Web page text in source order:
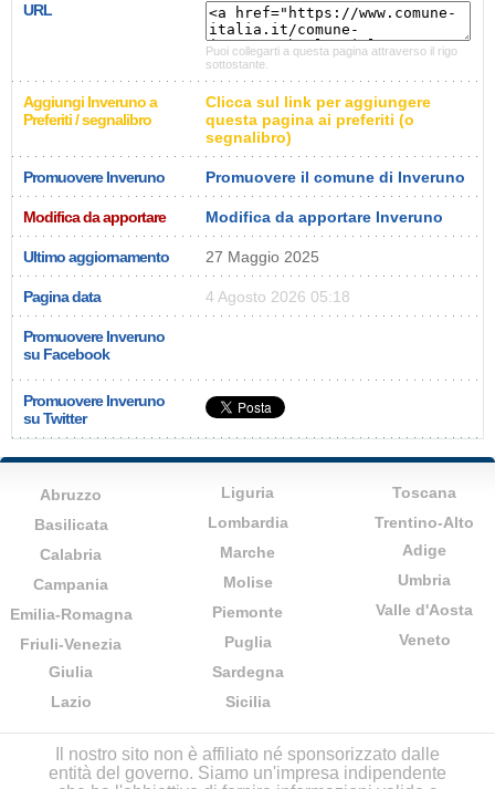
URL
Puoi collegarti a questa pagina attraverso il rigo
sottostante.
Aggiungi Inveruno a
Preferiti / segnalibro
Clicca sul link per aggiungere
questa pagina ai preferiti (o
segnalibro)
Promuovere Inveruno Promuovere il comune di Inveruno
Modifica da apportare Modifica da apportare Inveruno
Ultimo aggiornamento 27 Maggio 2025
Pagina data 4 Agosto 2026 05:18
Promuovere Inveruno
su Facebook
Promuovere Inveruno
su Twitter
Abruzzo
Basilicata
Calabria
Campania
Emilia-Romagna
Friuli-Venezia
Giulia
Lazio
Liguria
Lombardia
Marche
Molise
Piemonte
Puglia
Sardegna
Sicilia
Toscana
Trentino-Alto
Adige
Umbria
Valle d'Aosta
Veneto
Il nostro sito non è affiliato né sponsorizzato dalle
entità del governo. Siamo un'impresa indipendente